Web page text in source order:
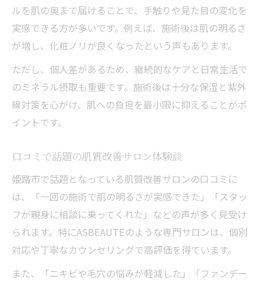
ルを肌の奥まで届けることで、手触りや見た目の変化を
実感できる方が多いです。例えば、施術後は肌の明るさ
が増し、化粧ノリが良くなったという声もあります。
ただし、個人差があるため、継続的なケアと日常生活で
のミネラル摂取も重要です。施術後は十分な保湿と紫外
線対策を心がけ、肌への負担を最小限に抑えることがポ
イントです。
口コミで話題の肌質改善サロン体験談
姫路市で話題となっている肌質改善サロンの口コミに
は、「一回の施術で肌の明るさが実感できた」「スタッ
フが親身に相談に乗ってくれた」などの声が多く見受け
られます。特にASBEAUTEのような専門サロンは、個別
対応や丁寧なカウンセリングで高評価を得ています。
また、「ニキビや毛穴の悩みが軽減した」「ファンデー